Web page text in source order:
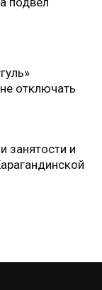
отключать
занятости и